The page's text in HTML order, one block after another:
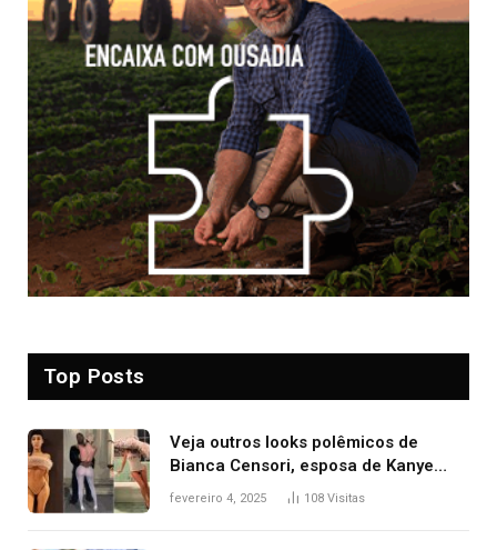
Top Posts
Veja outros looks polêmicos de
Bianca Censori, esposa de Kanye
West que apareceu nua no Grammy
fevereiro 4, 2025 108 Visitas